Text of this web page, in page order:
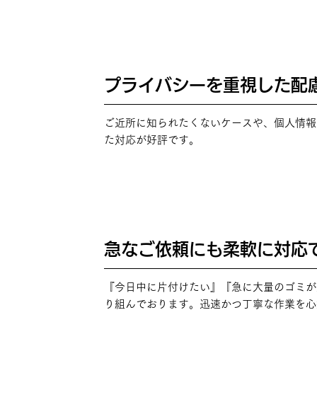
プライバシーを重視した配
ご近所に知られたくないケースや、個人情
た対応が好評です。
急なご依頼にも柔軟に対応
『今日中に片付けたい』『急に大量のゴミ
り組んでおります。迅速かつ丁寧な作業を